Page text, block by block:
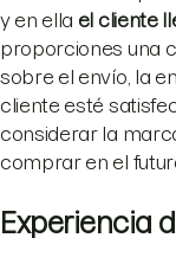
y en ella el cliente
proporciones una
sobre el envío, la
cliente esté
considerar la
comprar en el
Experiencia